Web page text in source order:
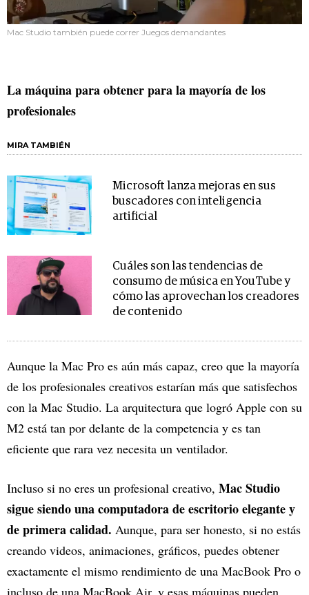
Mac Studio también puede correr Juegos demandantes
La máquina para obtener para la mayoría de los
profesionales
MIRA TAMBIÉN
Microsoft lanza mejoras en sus
buscadores con inteligencia
artificial
Cuáles son las tendencias de
consumo de música en YouTube y
cómo las aprovechan los creadores
de contenido
Aunque la Mac Pro es aún más capaz, creo que la mayoría
de los profesionales creativos estarían más que satisfechos
con la Mac Studio. La arquitectura que logró Apple con su
M2 está tan por delante de la competencia y es tan
eficiente que rara vez necesita un ventilador.
Incluso si no eres un profesional creativo, Mac Studio
sigue siendo una computadora de escritorio elegante y
de primera calidad. Aunque, para ser honesto, si no estás
creando videos, animaciones, gráficos, puedes obtener
exactamente el mismo rendimiento de una MacBook Pro o
incluso de una MacBook Air, y esas máquinas pueden